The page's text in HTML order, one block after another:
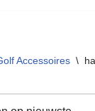
Accessoires \